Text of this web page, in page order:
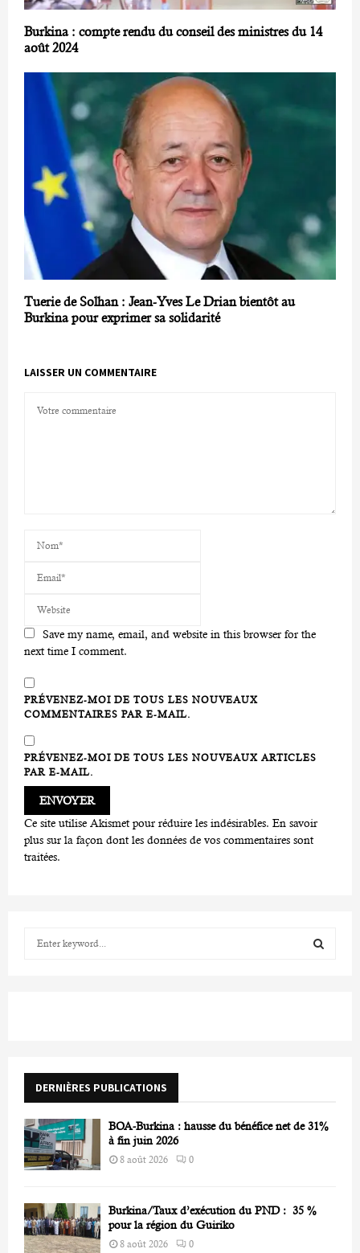
Burkina : compte rendu du conseil des ministres du 14
août 2024
Tuerie de Solhan : Jean-Yves Le Drian bientôt au
Burkina pour exprimer sa solidarité
LAISSER UN COMMENTAIRE
Save my name, email, and website in this browser for the
next time I comment.
PRÉVENEZ-MOI DE TOUS LES NOUVEAUX
COMMENTAIRES PAR E-MAIL.
PRÉVENEZ-MOI DE TOUS LES NOUVEAUX ARTICLES
PAR E-MAIL.
Ce site utilise Akismet pour réduire les indésirables. En savoir
plus sur la façon dont les données de vos commentaires sont
traitées.
r
DERNIÈRES PUBLICATIONS
BOA-Burkina : hausse du bénéfice net de 31%
à fin juin 2026
8 août 2026 0
Burkina/Taux d’exécution du PND : 35 %
pour la région du Guiriko
8 août 2026 0